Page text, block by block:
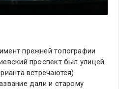
прежней топографии
проспект был улицей
встречаются)
дали и старому